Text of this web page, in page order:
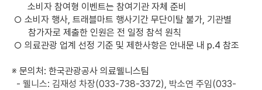
소비자 참여형 이벤트는 참여기관 자체 준비
○ 소비자 행사, 트래블마트 행사기간 무단이탈 불가, 기관별
참가자로 제출한 인원은 전 일정 참석 원칙
○ 의료관광 업계 선정 기준 및 제한사항은 안내문 내 p.4 참조
※ 문의처 : 한국관광공사 의료웰니스팀
- 웰니스: 김재성 차장(033-738-3372), 박소연 주임(033-